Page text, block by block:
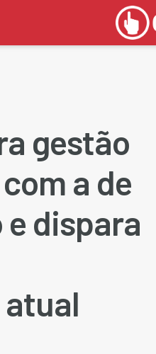
gestão
a de
dispara